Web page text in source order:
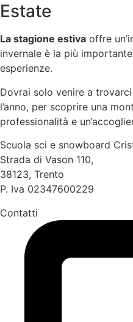
Estate
La stagione estiva offre
invernale è la più
esperienze.
Dovrai solo venire a
l’anno, per scoprire una
professionalità e
Scuola sci e snowboard
Strada di Vason 110,
38123, Trento
P. Iva 02347600229
Contatti